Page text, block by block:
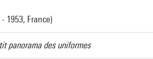
1953, France)
panorama des uniformes